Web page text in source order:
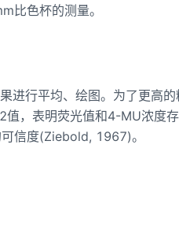
比色杯的测量。
进行平均、绘图。为了更高
值，表明荧光值和4-MU浓度
信度(Ziebold, 1967)。